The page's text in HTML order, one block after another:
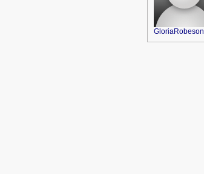
GloriaRobeson